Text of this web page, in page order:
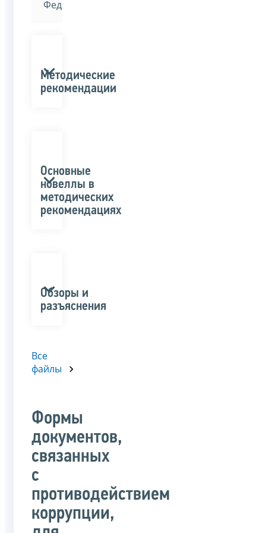
Федерации»
Методические
рекомендации
Основные
новеллы в
методических
рекомендациях
Обзоры и
разъяснения
Все
файлы
Формы
документов,
связанных
с
противодействием
коррупции,